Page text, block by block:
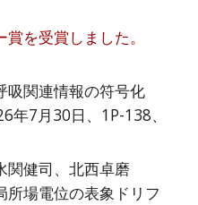
賞を受賞しました。
吸関連情報の符号化
年7月30日、1P-138、
関健司、北西卓磨
所場電位の表象ドリフ